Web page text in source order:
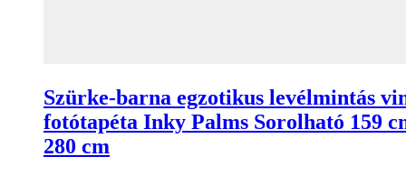
Szürke-barna egzotikus levélmintás
fotótapéta Inky Palms Sorolható 159
280 cm